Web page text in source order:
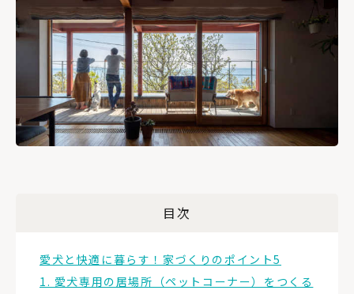
目次
愛犬と快適に暮らす！家づくりのポイント5
1. 愛犬専用の居場所（ペットコーナー）をつくる